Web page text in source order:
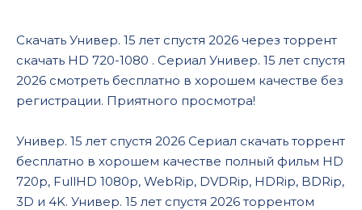
Скачать Универ. 15 лет спустя 2026 через торрент
скачать HD 720-1080 . Сериал Универ. 15 лет спустя
2026 смотреть бесплатно в хорошем качестве без
регистрации. Приятного просмотра!
Универ. 15 лет спустя 2026 Сериал скачать торрент
бесплатно в хорошем качестве полный фильм HD
720p, FullHD 1080p, WebRip, DVDRip, HDRip, BDRip,
3D и 4K. Универ. 15 лет спустя 2026 торрентом